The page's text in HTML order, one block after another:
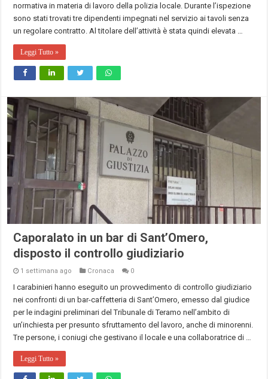
normativa in materia di lavoro della polizia locale. Durante l’ispezione
sono stati trovati tre dipendenti impegnati nel servizio ai tavoli senza
un regolare contratto. Al titolare dell’attività è stata quindi elevata …
Leggi Tutto »
Caporalato in un bar di Sant’Omero,
disposto il controllo giudiziario
1 settimana ago Cronaca 0
I carabinieri hanno eseguito un provvedimento di controllo giudiziario
nei confronti di un bar-caffetteria di Sant’Omero, emesso dal giudice
per le indagini preliminari del Tribunale di Teramo nell’ambito di
un’inchiesta per presunto sfruttamento del lavoro, anche di minorenni.
Tre persone, i coniugi che gestivano il locale e una collaboratrice di …
Leggi Tutto »